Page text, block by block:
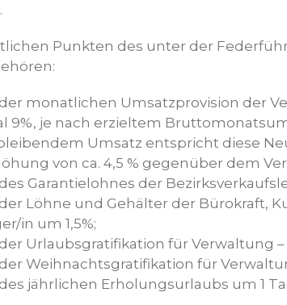
Punkten des unter der
monatlichen Umsatzprovision der
9%, je nach erzieltem
Umsatz entspricht diese
von ca. 4,5 % gegenüber dem
Garantielohnes der
Löhne und Gehälter der Bürokraft,
in um 1,5%;
Urlaubsgratifikation für Verwaltung –
Weihnachtsgratifikation für
jährlichen Erholungsurlaubs um 1